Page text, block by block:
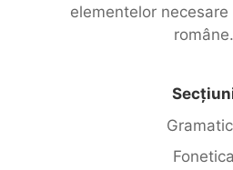
elementelor
române.
Fonetica